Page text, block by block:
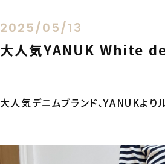
2025/05/13
大人気YANUK White
大人気デニムブランド、YANUKより